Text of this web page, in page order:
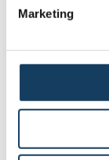
Marketing
Qué hacer
estudiando
desesperes,
podréis
Muchas